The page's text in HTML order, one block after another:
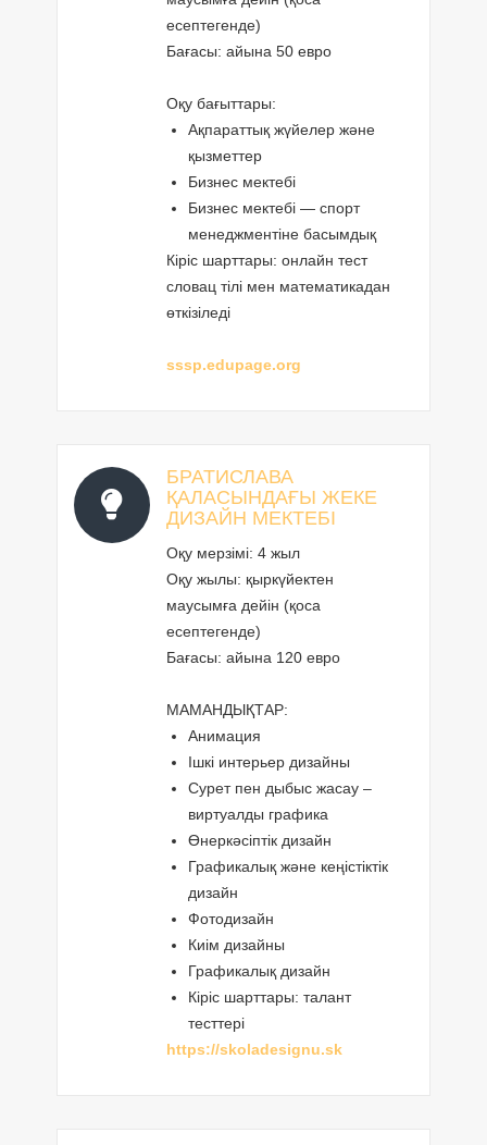
есептегенде)
Бағасы: айына 50 евро
Оқу бағыттары:
Ақпараттық жүйелер және
қызметтер
Бизнес мектебі
Бизнес мектебі — спорт
менеджментіне басымдық
Кіріс шарттары: онлайн тест
словац тілі мен математикадан
өткізіледі
sssp.edupage.org
БРАТИСЛАВА
ҚАЛАСЫНДАҒЫ ЖЕКЕ
ДИЗАЙН МЕКТЕБІ
Оқу мерзімі: 4 жыл
Оқу жылы: қыркүйектен
маусымға дейін (қоса
есептегенде)
Бағасы: айына 120 евро
МАМАНДЫҚТАР:
Анимация
Ішкі интерьер дизайны
Сурет пен дыбыс жасау –
виртуалды графика
Өнеркәсіптік дизайн
Графикалық және кеңістіктік
дизайн
Фотодизайн
Киім дизайны
Графикалық дизайн
Кіріс шарттары: талант
тесттері
https://skoladesignu.sk